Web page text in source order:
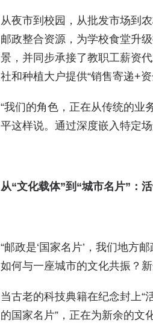
从夜市到校园，从批发市场到
邮政整合资源，为学校食堂升
景，并同步承接了教职工薪资
社和种植大户提供“销售寄递+
“我们的角色，正在从传统的业
平这样说。通过深度嵌入特定
从“文化载体”到“城市名片”：
“邮政是‘国家名片’，我们地方
如何与一座城市的文化共振？
当古老的科技典籍在纪念封上
的国家名片”，正在为新余的文